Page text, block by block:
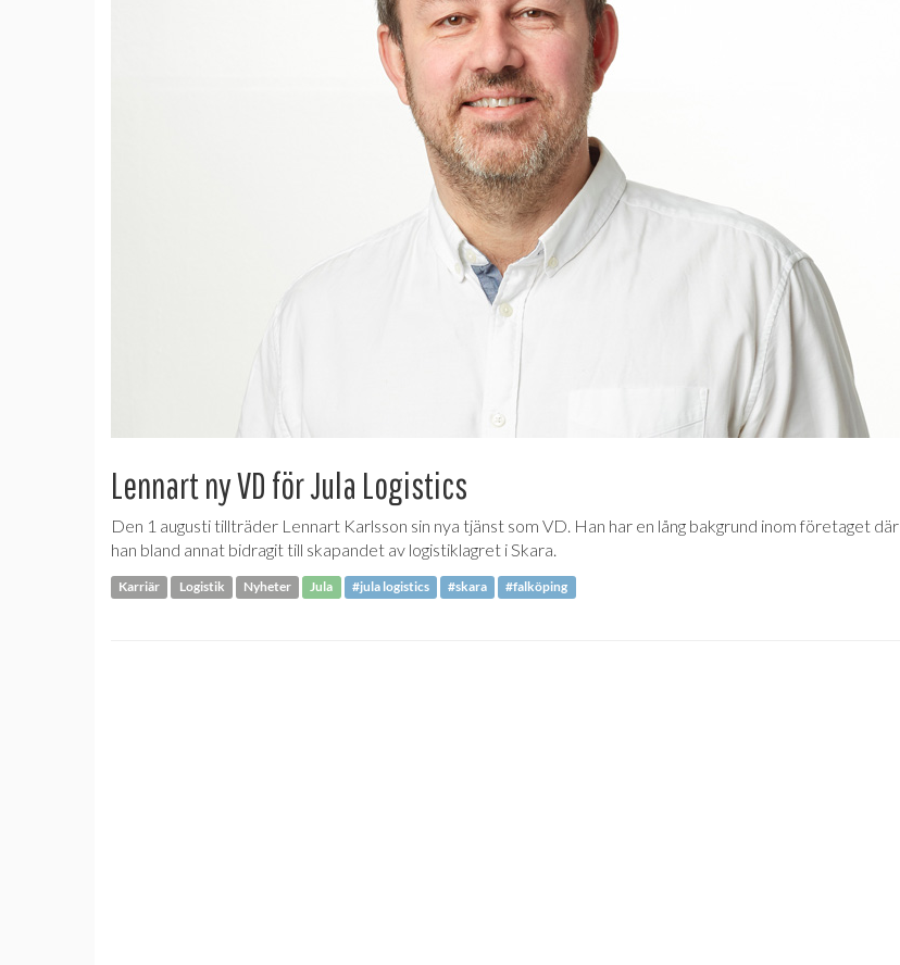
Lennart ny VD för Jula Logistics
Den 1 augusti tillträder Lennart Karlsson sin nya tjänst som VD. Han har en lång bakgrund inom företaget där
han bland annat bidragit till skapandet av logistiklagret i Skara.
Karriär Logistik Nyheter Jula #jula logistics #skara #falköping